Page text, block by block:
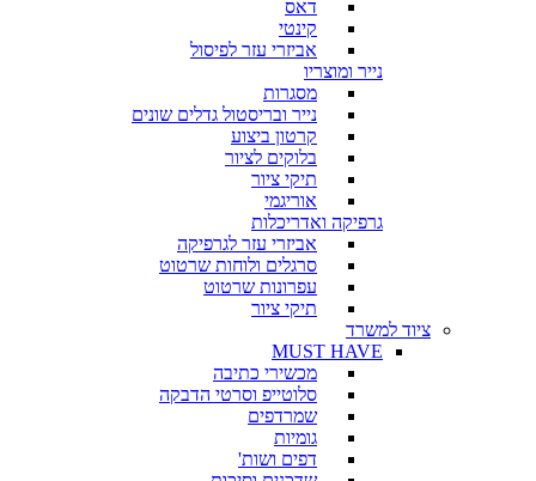
דאס
קינטי
אביזרי עזר לפיסול
נייר ומוצריו
מסגרות
נייר ובריסטול גדלים שונים
קרטון ביצוע
בלוקים לציור
תיקי ציור
אוריגמי
גרפיקה ואדריכלות
אביזרי עזר לגרפיקה
סרגלים ולוחות שרטוט
עפרונות שרטוט
תיקי ציור
ציוד למשרד
MUST HAVE
מכשירי כתיבה
סלוטייפ וסרטי הדבקה
שמרדפים
גומיות
דפים ושות'